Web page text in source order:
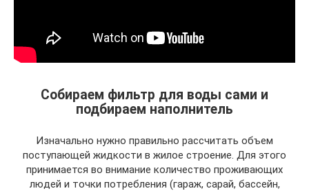
Собираем фильтр для воды сами и
подбираем наполнитель
Изначально нужно правильно рассчитать объем
поступающей жидкости в жилое строение. Для этого
принимается во внимание количество проживающих
людей и точки потребления (гараж, сарай, бассейн,